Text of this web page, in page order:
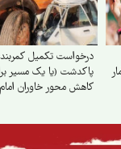
درخواست تکمیل کمربندی
پاکدشت (یا یک مسیر برای
کاهش محور خاوران امام رضا